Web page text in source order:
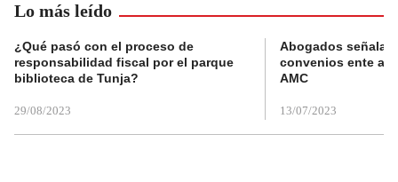
Lo más leído
¿Qué pasó con el proceso de
responsabilidad fiscal por el parque
biblioteca de Tunja?
29/08/2023
Abogados
convenios ente
AMC
13/07/2023